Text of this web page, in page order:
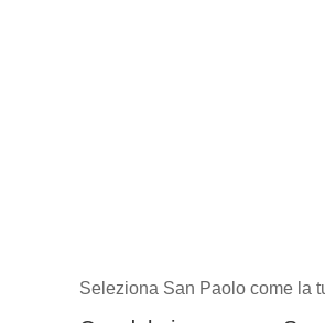
Seleziona San Paolo come la